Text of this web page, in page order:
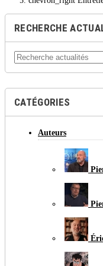
RECHERCHE
CATÉGORIES
Auteurs